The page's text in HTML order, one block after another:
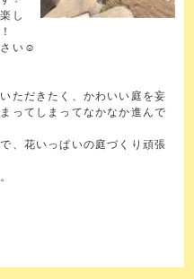
し
さい☺️
ただきたく、かわいい庭を妄
ってしまってなかなか進んで
、花いっぱいの庭づくり頑張